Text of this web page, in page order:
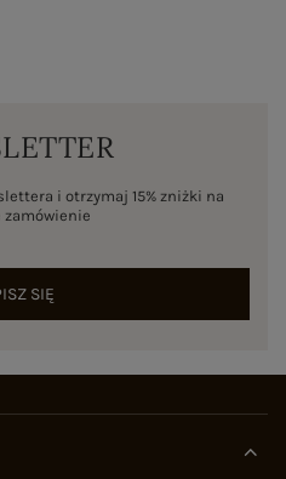
i otrzymaj 15% zniżki na
zamówienie
SIĘ